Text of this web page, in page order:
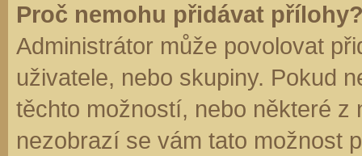
Proč nemohu přidávat
Administrátor může povolovat
uživatele, nebo skupiny. Pokud
těchto možností, nebo některé z
nezobrazí se vám tato možnost